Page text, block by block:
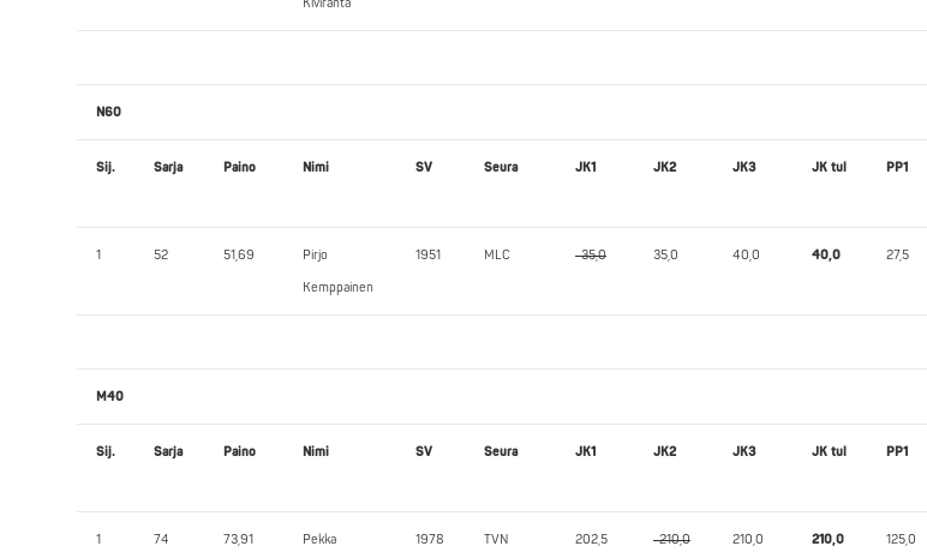
Kiviranta
N60
Sij. Sarja Paino Nimi SV Seura JK1 JK2 JK3 JK tul PP1
1 52 51,69 Pirjo
Kemppainen
1951 MLC -35,0 35,0 40,0 40,0 27,5
M40
Sij. Sarja Paino Nimi SV Seura JK1 JK2 JK3 JK tul PP1
1 74 73,91 Pekka 1978 TVN 202,5 -210,0 210,0 210,0 125,0